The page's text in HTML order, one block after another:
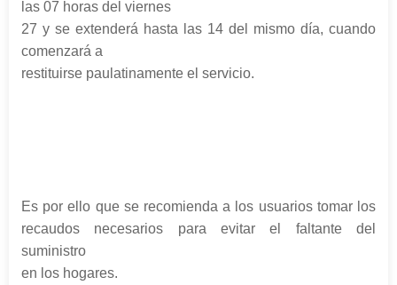
las 07 horas del viernes
27 y se extenderá hasta las 14 del mismo día, cuando
comenzará a
restituirse paulatinamente el servicio.
Es por ello que se recomienda a los usuarios tomar los
recaudos necesarios para evitar el faltante del
suministro
en los hogares.